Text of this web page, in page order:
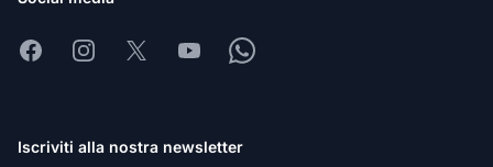
FacebookInstagram
X YoutubeWhatsapp
Iscriviti alla nostra newsletter